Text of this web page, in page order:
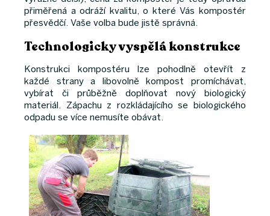
přiměřená a odráží kvalitu, o které Vás kompostér
přesvědčí. Vaše volba bude jistě správná.
Technologicky vyspělá konstrukce
Konstrukci kompostéru lze pohodlně otevřít z
každé strany a libovolně kompost promíchávat,
vybírat či průběžně doplňovat nový biologický
materiál. Zápachu z rozkládajícího se biologického
odpadu se více nemusíte obávat.